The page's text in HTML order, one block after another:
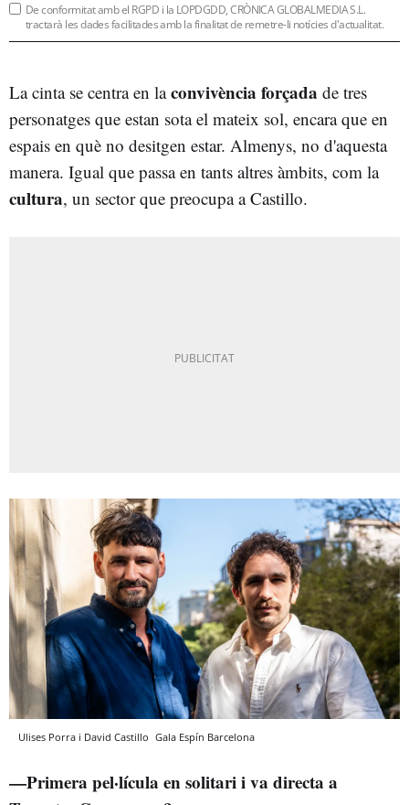
De conformitat amb el RGPD i la LOPDGDD, CRÒNICA GLOBALMEDIA S.L.
tractarà les dades facilitades amb la finalitat de remetre-li notícies d'actualitat.
La cinta se centra en laconvivència forçada de tres
personatges que estan sota el mateix sol, encara que en
espais en què no desitgen estar. Almenys, no d'aquesta
manera. Igual que passa en tants altres àmbits, com la
cultura, un sector que preocupa a Castillo.
Ulises Porra i David Castillo Gala Espín Barcelona
—Primera pel·lícula en solitari i va directa a